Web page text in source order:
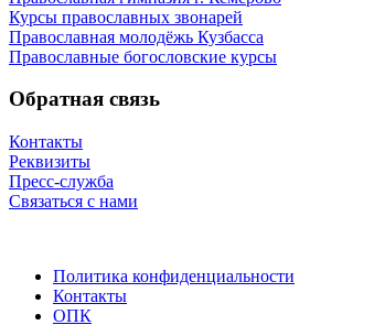
Курсы православных звонарей
Православная молодёжь Кузбасса
Православные богословские курсы
Обратная связь
Контакты
Реквизиты
Пресс-служба
Связаться с нами
Политика конфиденциальности
Контакты
ОПК